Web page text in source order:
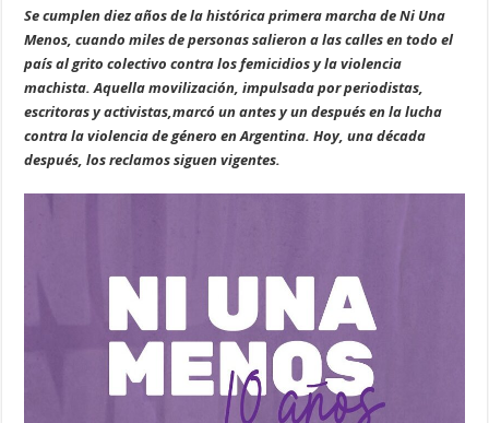
Se cumplen diez años de la histórica primera marcha de Ni Una
Menos, cuando miles de personas salieron a las calles en todo el
país al grito colectivo contra los femicidios y la violencia
machista. Aquella movilización, impulsada por periodistas,
escritoras y activistas,marcó un antes y un después en la lucha
contra la violencia de género en Argentina. Hoy, una década
después, los reclamos siguen vigentes.